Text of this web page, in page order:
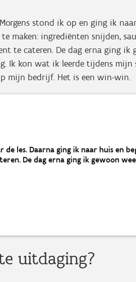
stond ik op en ging ik
maken: ingrediënten snijden,
te cateren. De dag erna ging ik
Ik kon wat ik leerde tijdens
mijn bedrijf. Het is een win-win.
de les. Daarna ging ik naar huis en
De dag erna ging ik gewoon
uitdaging?